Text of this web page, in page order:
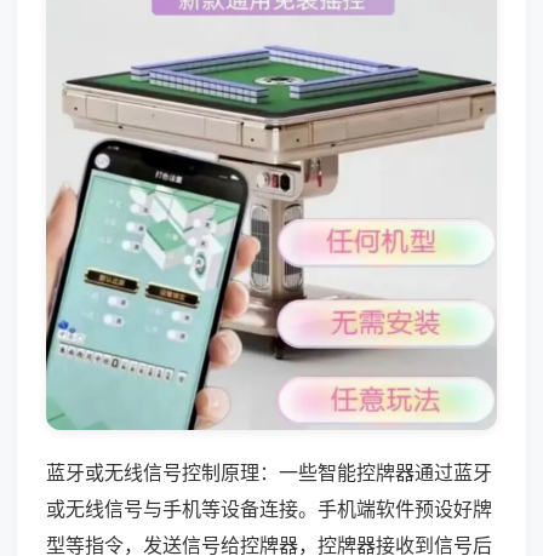
蓝牙或无线信号控制原理：一些智能控牌器通过蓝牙
或无线信号与手机等设备连接。手机端软件预设好牌
型等指令，发送信号给控牌器，控牌器接收到信号后